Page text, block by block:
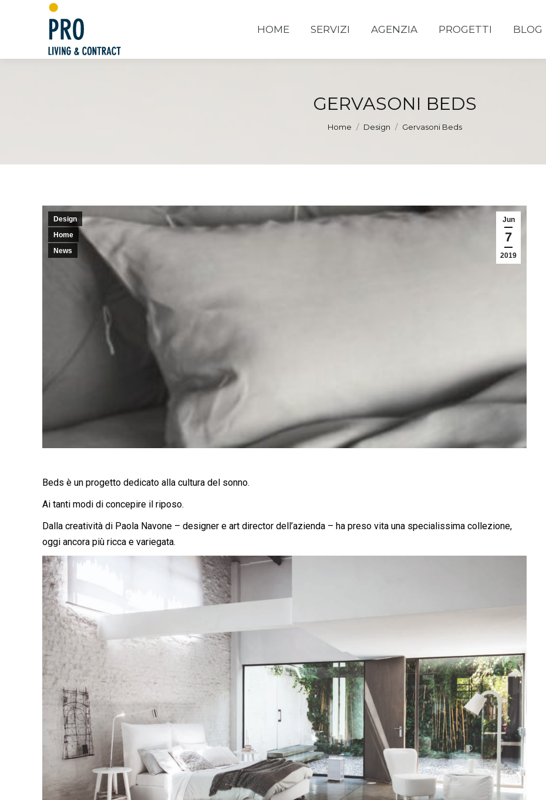
HOME SERVIZI AGENZIA PROGETTI BLOG
GERVASONI BEDS
You are here:
Home Design Gervasoni Beds
Jun
7
2019
Design
Home
News
Beds è un progetto dedicato alla cultura del sonno.
Ai tanti modi di concepire il riposo.
Dalla creatività di Paola Navone – designer e art director dell’azienda – ha preso vita una specialissima collezione,
oggi ancora più ricca e variegata.